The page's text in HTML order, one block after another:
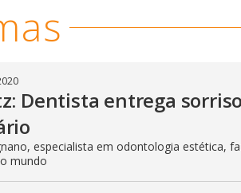
Dentista entrega
especialista em odontologia estética,
mundo